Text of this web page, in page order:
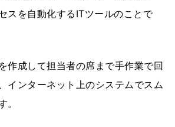
スを自動化するITツールのことで
作成して担当者の席まで手作業で回
インターネット上のシステムでスム
。